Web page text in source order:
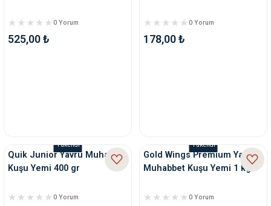
0 Yorum
525,00 ₺
0 Yorum
178,00 ₺
Tükendi
Quik Junior Yavru Muhabbet
Kuşu Yemi 400 gr
0 Yorum
Tükendi
Gold Wings Premium Yavru
Muhabbet Kuşu Yemi 1 kg
0 Yorum